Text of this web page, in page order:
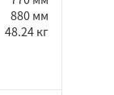
880 мм
48.24 кг